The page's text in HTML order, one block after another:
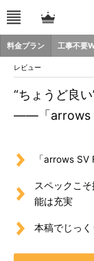
料金プラン 工事不要
レビュー
“ちょうど良い
――「arrows
「arrows
スペックこ
能は充実
本稿でじっく